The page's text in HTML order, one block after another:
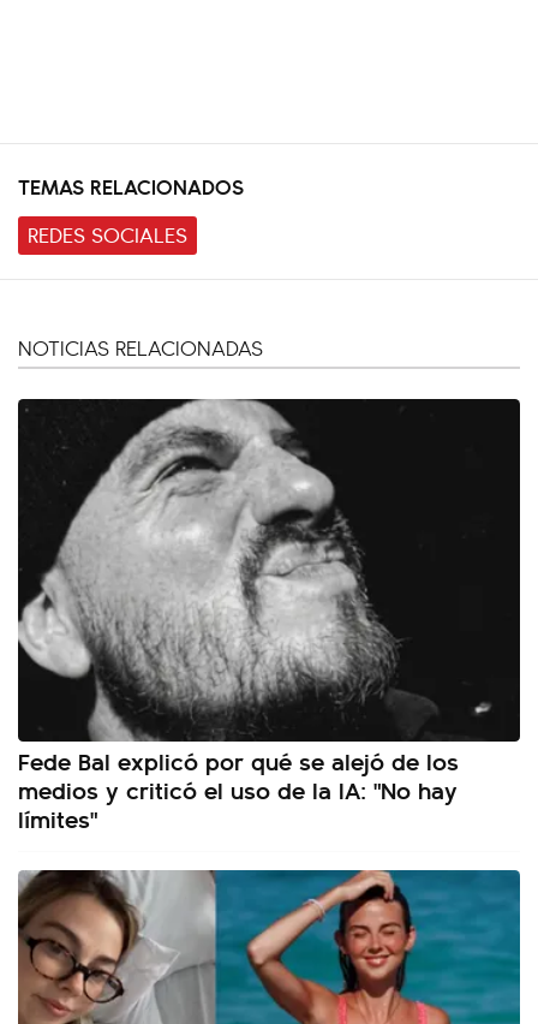
TEMAS RELACIONADOS
REDES SOCIALES
NOTICIAS RELACIONADAS
Fede Bal explicó por qué se alejó de los
medios y criticó el uso de la IA: "No hay
límites"